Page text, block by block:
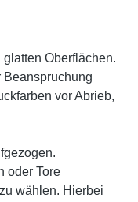
Oberflächen.
Beanspruchung
vor Abrieb,
oder Tore
wählen. Hierbei